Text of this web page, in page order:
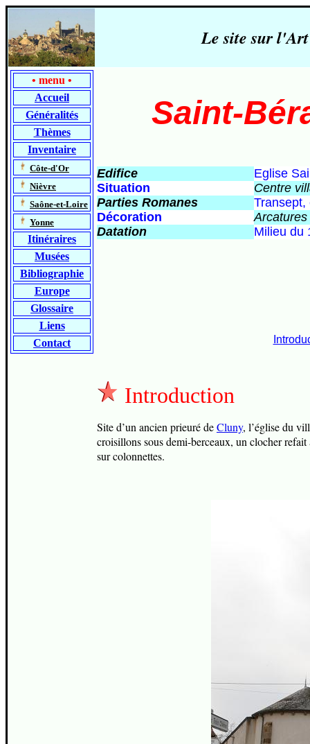
Le site sur
• menu •
Accueil
Généralités
Thèmes
Inventaire
Côte-d'Or
Nièvre
Saône-et-Loire
Yonne
Itinéraires
Musées
Bibliographie
Europe
Glossaire
Liens
Contact
Saint-
Edifice
Eglise
Situation
Centre
Parties Romanes
Décoration
Datation
Milieu du
Introduction
Site d’un ancien prieuré deCluny, l’église du
croisillons sous demi-berceaux, un clocher
sur colonnettes.